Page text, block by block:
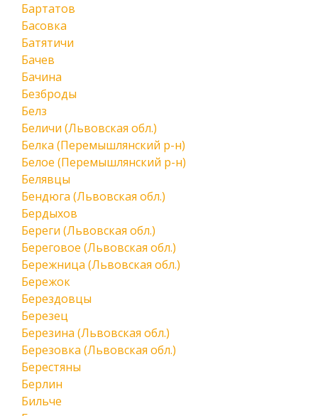
Бартатов
Басовка
Батятичи
Бачев
Бачина
Безброды
Белз
Беличи (Львовская обл.)
Белка (Перемышлянский р-н)
Белое (Перемышлянский р-н)
Белявцы
Бендюга (Львовская обл.)
Бердыхов
Береги (Львовская обл.)
Береговое (Львовская обл.)
Бережница (Львовская обл.)
Бережок
Берездовцы
Березец
Березина (Львовская обл.)
Березовка (Львовская обл.)
Берестяны
Берлин
Бильче